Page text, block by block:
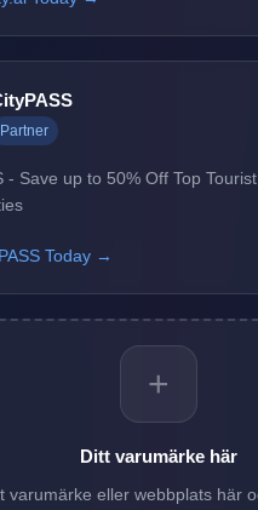
Partner
- Save up to 50% Off Top
Today →
+
Ditt varumärke här
varumärke eller webbplats här